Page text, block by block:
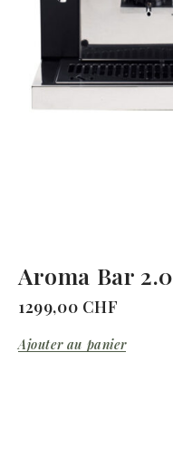
Aroma Bar 2.0
1299,00 CHF
Ajouter au panier